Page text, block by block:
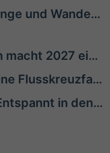
rund um Bonn
2027 eine Pause
nach Bonn
in den Urlaub starten